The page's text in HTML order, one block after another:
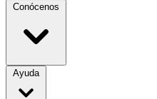
Conócenos
Ayuda